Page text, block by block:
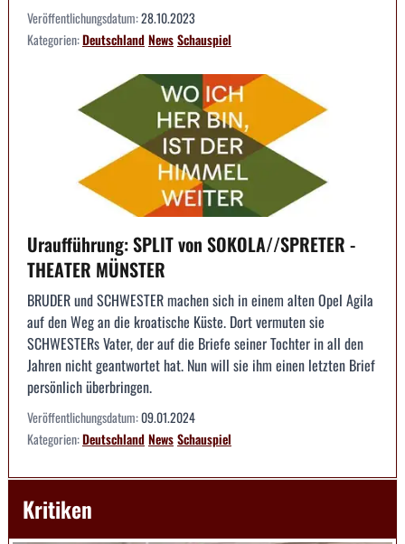
Veröffentlichungsdatum:28.10.2023
Kategorien:DeutschlandNewsSchauspiel
Uraufführung: SPLIT von SOKOLA//SPRETER -
THEATER MÜNSTER
BRUDER und SCHWESTER machen sich in einem alten Opel Agila
auf den Weg an die kroatische Küste. Dort vermuten sie
SCHWESTERs Vater, der auf die Briefe seiner Tochter in all den
Jahren nicht geantwortet hat. Nun will sie ihm einen letzten Brief
persönlich überbringen.
Veröffentlichungsdatum:09.01.2024
Kategorien:DeutschlandNewsSchauspiel
Kritiken